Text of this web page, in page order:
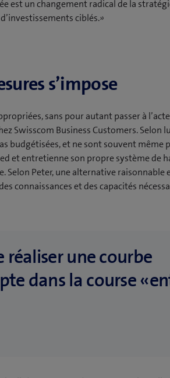
est un changement radical de la
ciblés.»
s’impose
sans pour autant passer à
Swisscom Business Customers. Selon
budgétisées, et ne sont souvent même
et entretienne son propre système de
Selon Peter, une alternative raisonnable
connaissances et des capacités
une courbe
dans la course